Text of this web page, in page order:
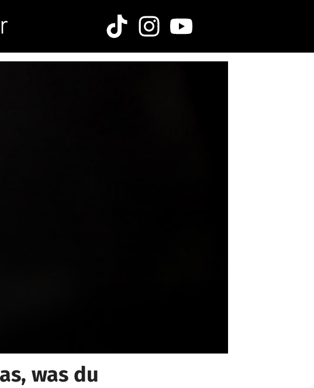
was du